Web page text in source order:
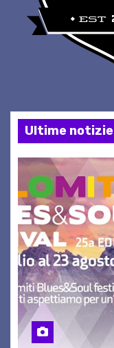
Ultime notizie